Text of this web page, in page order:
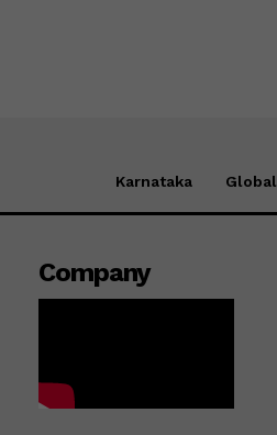
Karnataka Global
Company